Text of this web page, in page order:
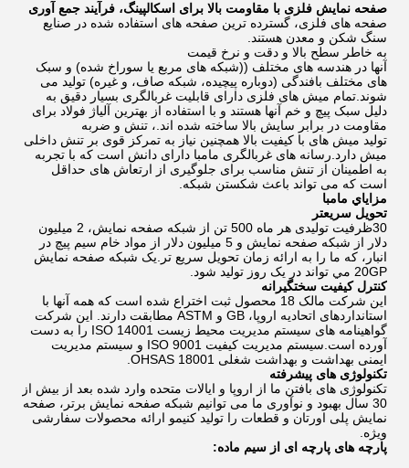
صفحه نمایش فلزی با مقاومت بالا برای اسکالپینگ، فرآیند جمع آوری
صفحه های فلزی، گسترده ترین صفحه های استفاده شده در صنایع
سنگ شکن و معدن هستند.
به خاطر سطح بالا و دقت و نرخ قیمت
آنها در هندسه های مختلف ((شبکه های مربع یا سوراخ شده) و سبک
های مختلف بافندگی (دوباره پیچیده، شبکه صاف، و غیره) تولید می
شوند.تمام میش های فلزی دارای قابلیت غربالگری بسیار دقیق به
دلیل سبک پیچ و خم آنها هستند و با استفاده از بهترین آلیاژ فولاد برای
مقاومت در برابر سایش بالا ساخته شده اند.، تنش و ضربه
تولید میش های با کیفیت بالا همچنین نیاز به تمرکز قوی بر تنش داخلی
میش دارد.رسانه های غربالگری مامبا دارای دانش است که با تجربه
به اطمینان از تنش مناسب برای جلوگیری از ارتعاش های حداقل
است که می تواند باعث شکستن شبکه.
مزاياي مامبا
تحویل سریعتر
30ظرفیت تولیدی هر ماه 500 تن از شبکه صفحه نمایش، 2 میلیون
دلار از شبکه صفحه نمایش و 5 میلیون دلار از مواد خام سیم پیچ در
انبار، که ما را به ارائه زمان تحویل سریع تر.يک شبكه صفحه نمایش
20GP مي تواند در يک روز تولید شود.
کنترل کیفیت سختگیرانه
این شرکت مالک 18 محصول ثبت اختراع شده است که همه آنها با
استانداردهای اتحادیه اروپا، GB و ASTM مطابقت دارند. این شرکت
گواهینامه های سیستم مدیریت محیط زیست ISO 14001 را به دست
آورده است.سیستم مدیریت کیفیت ISO 9001 و سیستم مدیریت
ایمنی بهداشت و بهداشت شغلی OHSAS 18001.
تکنولوژی های پیشرفته
تکنولوژی های بافتن ما از اروپا و ایالات متحده وارد شده بعد از بیش از
30 سال بهبود و نوآوری ما می توانیم شبکه صفحه نمایش برتر، صفحه
نمایش پلی اورتان و قطعات را تولید کنیمو ارائه محصولات سفارشی
ویژه.
پارچه های پارچه ای از سیم ماده: